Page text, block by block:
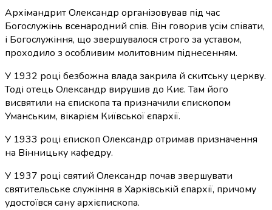
Архімандрит Олександр організовував під час
Богослужінь всенародний спів. Він говорив усім співати,
і Богослужіння, що звершувалося строго за уставом,
проходило з особливим молитовним піднесенням.
У 1932 році безбожна влада закрила й скитську церкву.
Тоді отець Олександр вирушив до Киє. Там його
висвятили на єпископа та призначили єпископом
Уманським, вікарієм Київської єпархії.
У 1933 році єпископ Олександр отримав призначення
на Вінницьку кафедру.
У 1937 році святий Олександр почав звершувати
святительське служіння в Харківській єпархії, причому
удостоївся сану архієпископа.